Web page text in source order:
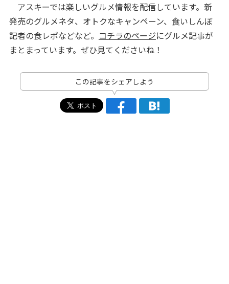
アスキーでは楽しいグルメ情報を配信しています。新
発売のグルメネタ、オトクなキャンペーン、食いしんぼ
記者の食レポなどなど。 コチラのページにグルメ記事が
まとまっています。ぜひ見てくださいね！
この記事をシェアしよう